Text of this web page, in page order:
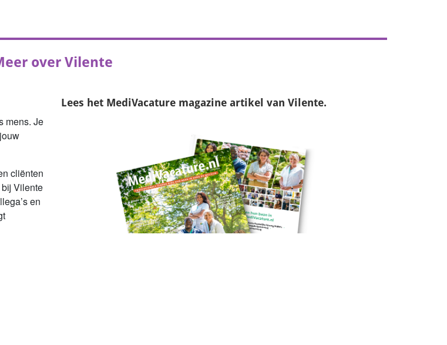
over Vilente
mens. Je
cliënten
Vilente
en
Lees het MediVacature magazine artikel van Vilente.